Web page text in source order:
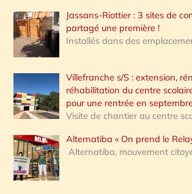
Jassans-Riottier : 3 sites de
partagé une première !
Installés dans des
Villefranche s/S : extension,
réhabilitation du centre
pour une rentrée en
Visite de chantier au centre
Alternatiba « On prend le
Alternatiba, mouvement